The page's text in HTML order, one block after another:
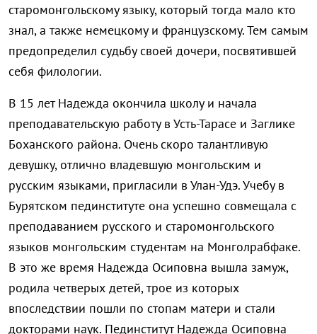
старомонгольскому языку, который тогда мало кто
знал, а также немецкому и французскому. Тем самым
предопределил судьбу своей дочери, посвятившей
себя филологии.
В 15 лет Надежда окончила школу и начала
преподавательскую работу в Усть-Тарасе и Заглике
Боханского района. Очень скоро талантливую
девушку, отлично владевшую монгольским и
русским языками, пригласили в Улан-Удэ. Учебу в
Бурятском пединституте она успешно совмещала с
преподаванием русского и старомонгольского
языков монгольским студентам на Монголрабфаке.
В это же время Надежда Осиповна вышла замуж,
родила четверых детей, трое из которых
впоследствии пошли по стопам матери и стали
докторами наук. Пединститут Надежда Осиповна